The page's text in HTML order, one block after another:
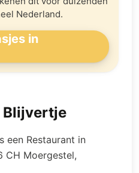
Nederland.
in
Blijvertje
een Restaurant in
CH Moergestel,